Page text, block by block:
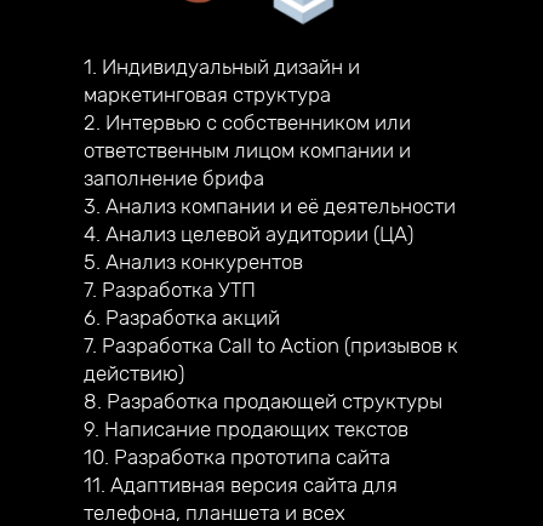
1. Индивидуальный дизайн и
маркетинговая структура
2. Интервью с собственником или
ответственным лицом компании и
заполнение брифа
3. Анализ компании и её деятельности
4. Анализ целевой аудитории (ЦА)
5. Анализ конкурентов
7. Разработка УТП
6. Разработка акций
7. Разработка Call to Action (призывов к
действию)
8. Разработка продающей структуры
9. Написание продающих текстов
10. Разработка прототипа сайта
11. Адаптивная версия сайта для
телефона, планшета и всех